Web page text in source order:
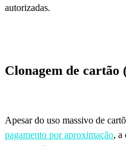
autorizadas.
Clonagem de
Apesar do uso massivo de
pagamento por aproximação, a